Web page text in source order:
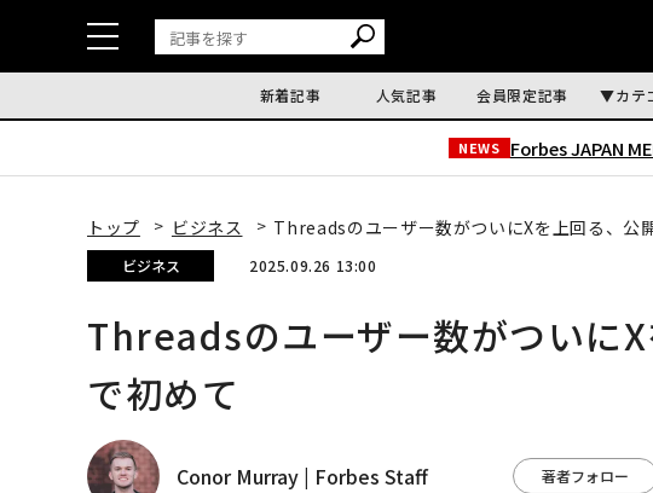
新着記事 人気記事 会員限定記事 カテ
NEWS Forbes JAPAN
トップ ビジネス Threadsのユーザー数がついにXを上回る、公
ビジネス 2025.09.26 13:00
Threadsのユーザー数がついに
で初めて
Conor Murray | Forbes Staff 著者フォロー